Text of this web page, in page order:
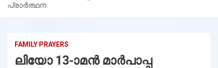
പ്രാര്‍ത്ഥന
FAMILY PRAYERS
ലിയോ 13-ാമന്‍ മാര്‍പാപ്പ